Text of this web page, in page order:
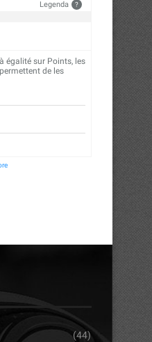
Gothia Cup : Un parcours
18/07/2026
Legenda ?
égalité sur Points, les
de les
(44)